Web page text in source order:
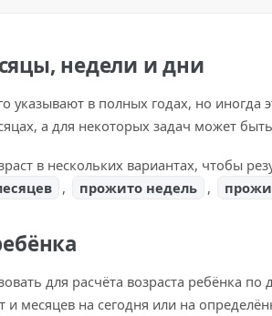
недели и дни
указывают в полных годах, но иногда
а для некоторых задач может
в нескольких вариантах, чтобы
, прожито недель ,
для расчёта возраста ребёнка
и месяцев на сегодня или на